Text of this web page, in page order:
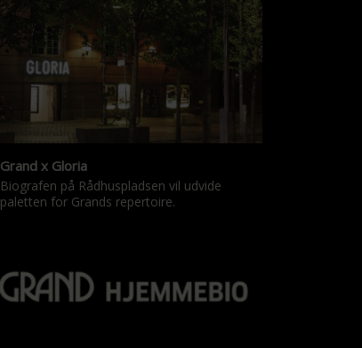
Grand x Gloria
Biografen på Rådhuspladsen vil udvide
paletten for Grands repertoire.